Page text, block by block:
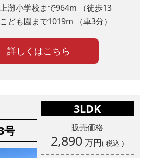
灘小学校まで964m （徒歩13
ども園まで1019m （車3分）
詳しくはこちら
号
3LDK
販売価格
2,890万円( 税込 )